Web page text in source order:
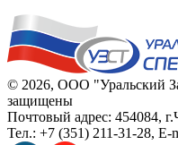
© 2026, ООО "Уральский
защищены
Почтовый адрес: 454084,
Тел.: +7 (351) 211-31-28, E-